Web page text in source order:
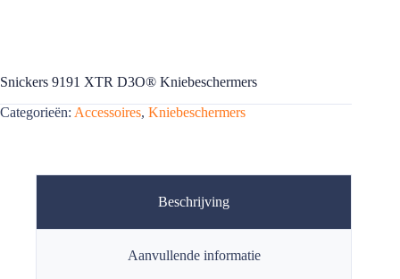
Snickers 9191 XTR D3O® Kniebeschermers
Categorieën: Accessoires, Kniebeschermers
Beschrijving
Aanvullende informatie